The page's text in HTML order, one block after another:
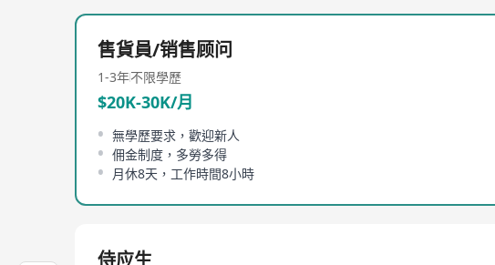
售貨員/销售顾问
1-3年不限學歷
$20K-30K/月
無學歷要求，歡迎新人
佣金制度，多勞多得
月休8天，工作時間8小時
侍应生